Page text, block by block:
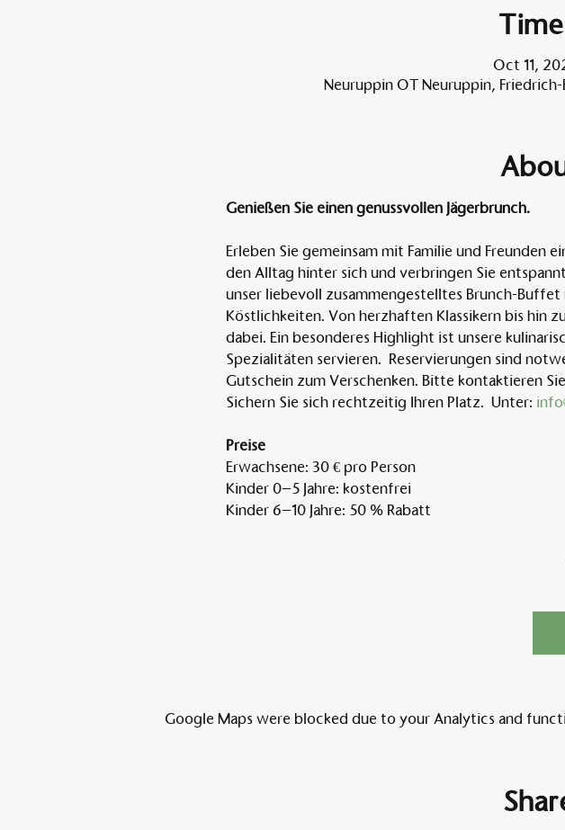
Oct 11,
Neuruppin OT Neuruppin,
Genießen Sie einen genussvollen Jägerbrunch.
Erleben Sie gemeinsam mit Familie und Freunden
den Alltag hinter sich und verbringen Sie
unser liebevoll zusammengestelltes Brunch-
Köstlichkeiten. Von herzhaften Klassikern bis hin
dabei. Ein besonderes Highlight ist unsere
Spezialitäten servieren.  Reservierungen sind
Gutschein zum Verschenken. Bitte kontaktieren
Sichern Sie sich rechtzeitig Ihren Platz.  Unter:
Preise
Erwachsene: 30 € pro Person
Kinder 0–5 Jahre: kostenfrei
Kinder 6–10 Jahre: 50 % Rabatt
Google Maps were blocked due to your Analytics and